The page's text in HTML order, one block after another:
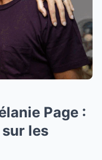
Page :
les